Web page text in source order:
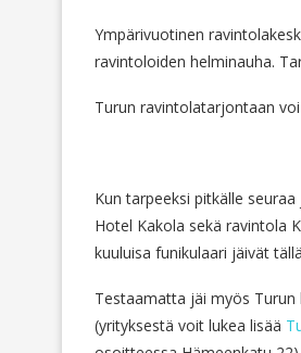
Ympärivuotinen
ravintoloiden helminauha.
Turun ravintolatarjontaan
Kun tarpeeksi pitkälle
Hotel Kakola sekä ravintola
kuuluisa funikulaari jäivät
Testaamatta jäi myös Turun
(yrityksestä voit lukea lisää